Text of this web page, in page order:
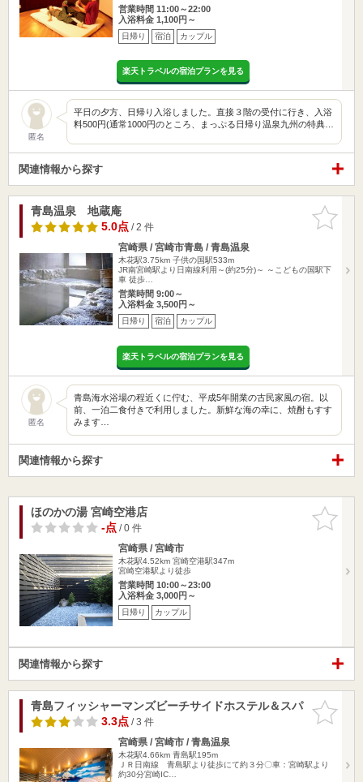
営業時間 11:00～22:00
入浴料金 1,100円～
日帰り 宿泊 カップル
楽天トラベルの宿泊プランを見る
匿名
平日の夕方、日帰り入浴しました。直接３階の受付に行き、入浴
料500円(通常1000円のところ、まっぷる日帰り温泉九州の特典…
関連情報から探す
お気に入
りに追加
青島温泉 地蔵庵
5.0点/ 2 件
宮崎県 / 宮崎市青島 / 青島温泉
木花駅3.75km 子供の国駅533m
JR南宮崎駅より日南線利用～(約25分)～ ～こどもの国駅下
車 徒歩…
営業時間 9:00～
入浴料金 3,500円～
日帰り 宿泊 カップル
楽天トラベルの宿泊プランを見る
匿名
青島海水浴場の程近くに佇む、平成5年開業の古民家風の宿。以
前、一泊二食付きで利用しました。新鮮な海の幸に、焼酎もすす
みます…
関連情報から探す
お気に入
りに追加
ほのかの湯 宮崎空港店
-点/ 0 件
宮崎県 / 宮崎市
木花駅4.52km 宮崎空港駅347m
宮崎空港駅より徒歩
営業時間 10:00～23:00
入浴料金 3,000円～
日帰り カップル
関連情報から探す
お気に入
りに追加
青島フィッシャーマンズビーチサイドホステル＆スパ
3.3点/ 3 件
宮崎県 / 宮崎市 / 青島温泉
木花駅4.66km 青島駅195m
ＪＲ日南線 青島駅より徒歩にて約３分〇車：宮崎駅より
約30分宮崎IC…